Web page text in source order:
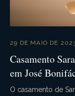
29 DE MAIO DE
Casamento
em José
O casamento de